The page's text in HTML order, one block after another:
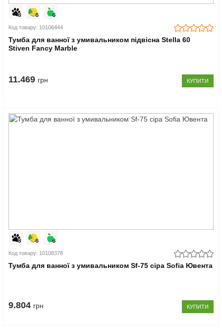
Код товару: 10106444
Тумба для ванної з умивальником підвісна Stella 60
Stiven Fancy Marble
11.469 грн КУПИТИ
Код товару: 10108378
Тумба для ванної з умивальником Sf-75 сіра Sofia Ювента
9.804 грн КУПИТИ